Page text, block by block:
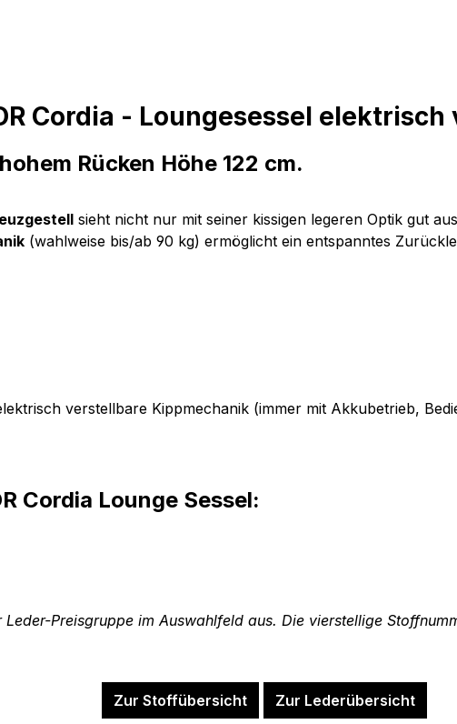
Cordia - Loungesessel
Rücken Höhe 122 cm.
sieht nicht nur mit seiner kissigen legeren Optik gut
(wahlweise bis/ab 90 kg) ermöglicht ein entspanntes
verstellbare Kippmechanik (immer mit Akkubetrieb,
Cordia Lounge Sessel:
Preisgruppe im Auswahlfeld aus. Die vierstellige
Zur Stoffübersicht Zur Lederübersicht